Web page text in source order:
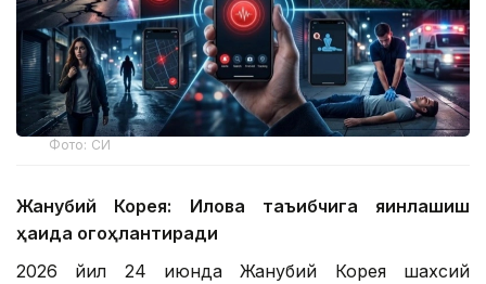
Фото: СИ
Жанубий Корея: Илова таъқибчига яқинлашиш
ҳақида огоҳлантиради
2026 йил 24 июнда Жанубий Корея шахсий